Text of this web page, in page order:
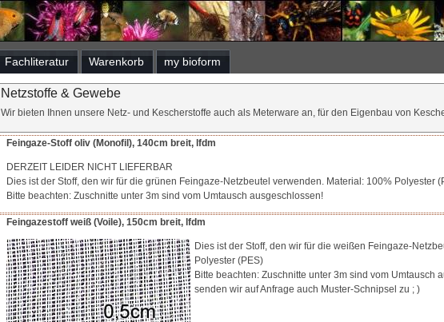
Fachliteratur Warenkorb my bioform
Netzstoffe & Gewebe
Wir bieten Ihnen unsere Netz- und Kescherstoffe auch als Meterware an, für den Eigenbau von
Feingaze-Stoff oliv (Monofil), 140cm breit, lfdm
DERZEIT LEIDER NICHT LIEFERBAR
Dies ist der Stoff, den wir für die grünen Feingaze-Netzbeutel verwenden. Material: 100% Polyester
Bitte beachten: Zuschnitte unter 3m sind vom Umtausch ausgeschlossen!
Feingazestoff weiß (Voile), 150cm breit, lfdm
Dies ist der Stoff, den wir für die weißen Feingaze-
Polyester (PES)
Bitte beachten: Zuschnitte unter 3m sind vom Umtausch
senden wir auf Anfrage auch Muster-Schnipsel zu ; )